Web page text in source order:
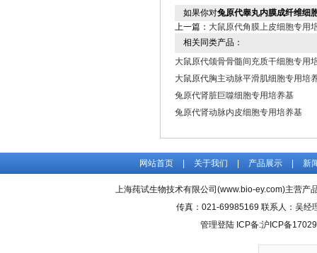
如果你对兔原代睾丸内膜成纤维细
上一篇： 大鼠原代角膜上皮细胞专用
相关同类产品：
大鼠原代颌骨骨髓间充质干细胞专用
大鼠原代胸主动脉平滑肌细胞专用培
兔原代肾脏巨噬细胞专用培养基
兔原代肾动脉内皮细胞专用培养基
网站首页 关于我们 产品展示 新
上海莼试生物技术有限公司(www.bio-ey.com)主营产
传真：021-69985169 联系人：吴经
管理登陆 ICP备:沪ICP备